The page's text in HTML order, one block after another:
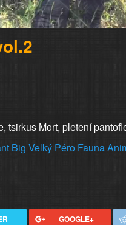
tsirkus Mort, pletení
Big Velký Péro Fauna
GOOGLE+